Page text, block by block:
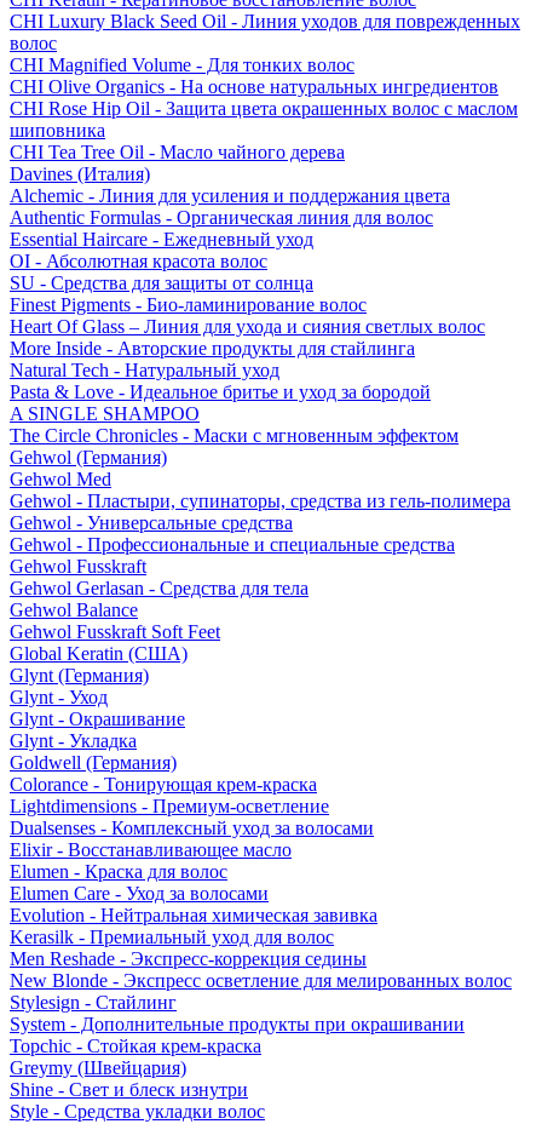
CHI Luxury Black Seed Oil - Линия уходов для поврежденных
волос
CHI Magnified Volume - Для тонких волос
CHI Olive Organics - На основе натуральных ингредиентов
CHI Rose Hip Oil - Защита цвета окрашенных волос с маслом
шиповника
CHI Tea Tree Oil - Масло чайного дерева
Davines (Италия)
Alchemic - Линия для усиления и поддержания цвета
Authentic Formulas - Органическая линия для волос
Essential Haircare - Eжедневный уход
OI - Абсолютная красота волос
SU - Средства для защиты от солнца
Finest Pigments - Био-ламинирование волос
Heart Of Glass – Линия для ухода и сияния светлых волос
More Inside - Авторские продукты для стайлинга
Natural Tech - Натуральный уход
Pasta & Love - Идеальное бритье и уход за бородой
A SINGLE SHAMPOO
The Circle Chronicles - Маски с мгновенным эффектом
Gehwol (Германия)
Gehwol Med
Gehwol - Пластыри, супинаторы, средства из гель-полимера
Gehwol - Универсальные средства
Gehwol - Профессиональные и специальные средства
Gehwol Fusskraft
Gehwol Gerlasan - Средства для тела
Gehwol Balance
Gehwol Fusskraft Soft Feet
Global Keratin (США)
Glynt (Германия)
Glynt - Уход
Glynt - Окрашивание
Glynt - Укладка
Goldwell (Германия)
Colorance - Тонирующая крем-краска
Lightdimensions - Премиум-осветление
Dualsenses - Комплексный уход за волосами
Elixir - Восстанавливающее масло
Elumen - Краска для волос
Elumen Care - Уход за волосами
Evolution - Нейтральная химическая завивка
Kerasilk - Премиальный уход для волос
Men Reshade - Экспресс-коррекция седины
New Blonde - Экспресс осветление для мелированных волос
Stylesign - Стайлинг
System - Дополнительные продукты при окрашивании
Topchic - Стойкая крем-краска
Greymy (Швейцария)
Shine - Свет и блеск изнутри
Style - Средства укладки волос